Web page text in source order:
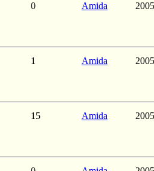
0 Amida
1 Amida
15 Amida